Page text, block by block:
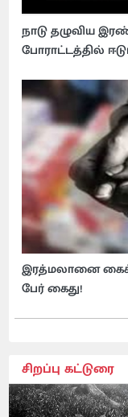
நாடு தழுவிய
போராட்டத்தில்
இரத்மலானை
பேர் கைது!
சிறப்பு கட்டுரை